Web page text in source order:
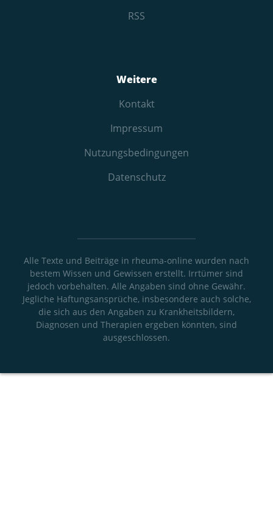
RSS
Weitere
Kontakt
Impressum
Nutzungs­bedingungen
Datenschutz
Alle Texte und Beiträge in rheuma-online wurden nach
bestem Wissen und Gewissen erstellt. Irrtümer sind
jedoch vorbehalten. Alle Angaben sind ohne Gewähr.
Jegliche Haftungsansprüche, insbesondere auch solche,
die sich aus den Angaben zu Krankheitsbildern,
Diagnosen und Therapien ergeben könnten, sind
ausgeschlossen.